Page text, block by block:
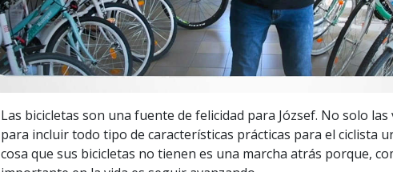
Las bicicletas son una fuente de felicidad para József. No solo las
para incluir todo tipo de características prácticas para el ciclista
cosa que sus bicicletas no tienen es una marcha atrás porque,